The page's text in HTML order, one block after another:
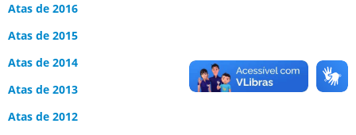
Atas de 2016
Atas de 2015
Atas de 2014
Atas de 2013
Atas de 2012